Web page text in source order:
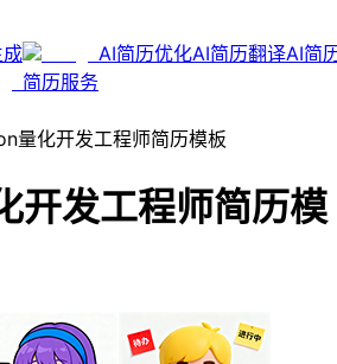
AI简历优化AI简历翻译AI简
简历服务
量化开发工程师简历模板
开发工程师简历模